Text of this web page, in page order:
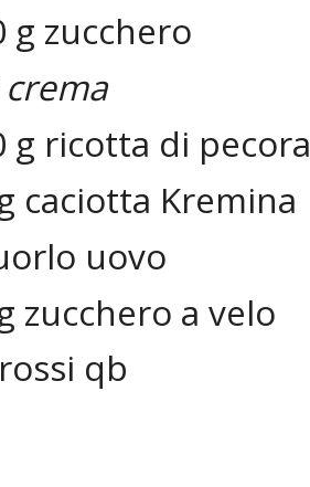
g zucchero
g ricotta di pecora
caciotta Kremina
uovo
zucchero a velo
qb